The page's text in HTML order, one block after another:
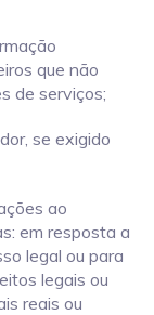
que não
de serviços;
se exigido
ao
em resposta a
legal ou para
legais ou
reais ou